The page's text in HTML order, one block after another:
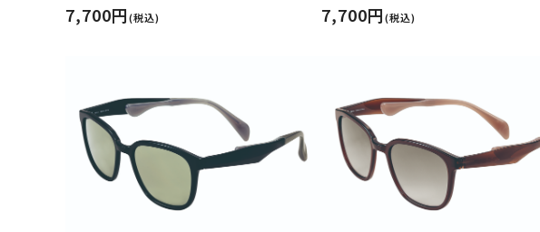
7,700円(税込) 7,700円(税込)